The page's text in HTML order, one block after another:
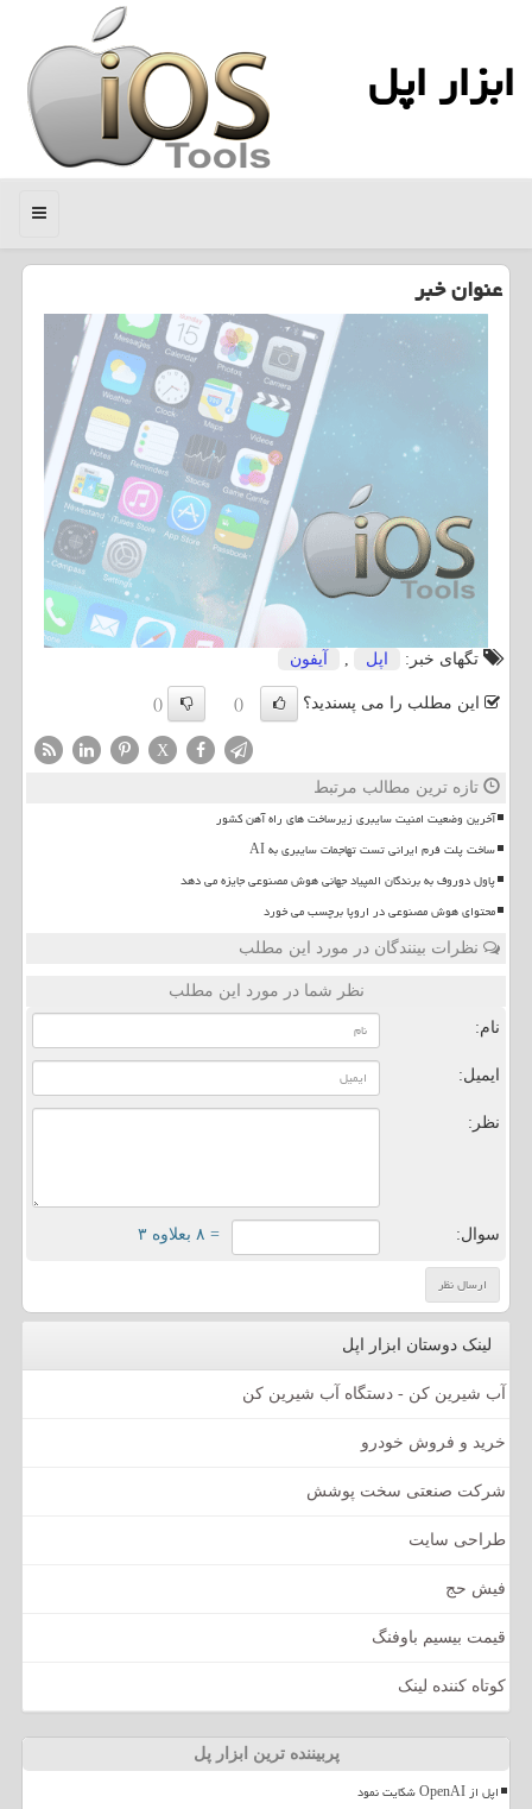
ابزار اپل
منو
عنوان خبر
تگهای خبر: اپل آیفون
این مطلب را می پسندید؟ ()
()
X
تازه ترین مطالب مرتبط
آخرین وضعیت امنیت سایبری زیرساخت های راه آهن کشور
ساخت پلت فرم ایرانی تست تهاجمات سایبری به AI
پاول دوروف به برندگان المپیاد جهانی هوش مصنوعی جایزه می دهد
محتوای هوش مصنوعی در اروپا برچسب می خورد
نظرات بینندگان در مورد این مطلب
نظر شما در مورد این مطلب
نام:
ایمیل:
نظر:
سوال: = ۸ بعلاوه ۳
لینک دوستان ابزار اپل
آب شیرین کن - دستگاه آب شیرین کن
خرید و فروش خودرو
شرکت صنعتی سخت پوشش
طراحی سایت
فیش حج
قیمت بیسیم باوفنگ
کوتاه کننده لینک
پربیننده ترین ابزار پل
اپل از OpenAI شکایت نمود